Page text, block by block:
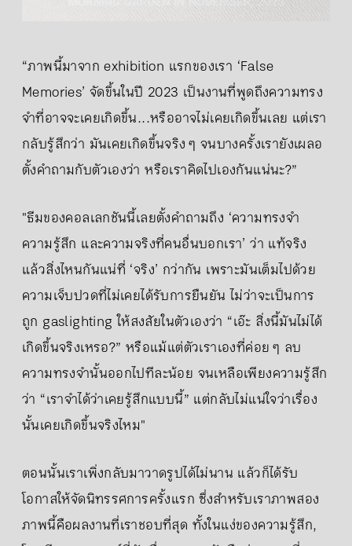
“ภาพนี้มาจาก exhibition แรกของเรา ‘False
Memories’ จัดขึ้นในปี 2023 เป็นงานที่พูดถึงความทรง
จำที่อาจจะเคยเกิดขึ้น...หรืออาจไม่เคยเกิดขึ้นเลย แต่เรา
กลับรู้สึกว่า มันเคยเกิดขึ้นจริง ๆ จนบางครั้งเรายังเผลอ
ตั้งคำถามกับตัวเองว่า หรือเราคิดไปเองกันแน่นะ?”
"ธีมของคอลเลกชันนี้เลยตั้งคำถามถึง ‘ความทรงจำ
ความรู้สึก และความจริงที่คนอื่นบอกเรา’ ว่า แท้จริง
แล้วสิ่งไหนกันแน่ที่ ‘จริง’ กว่ากัน เพราะมันเต็มไปด้วย
ความเจ็บปวดที่ไม่เคยได้รับการยืนยัน ไม่ว่าจะเป็นการ
ถูก gaslighting ให้สงสัยในตัวเองว่า “เอ๊ะ สิ่งนี้มันไม่ได้
เกิดขึ้นจริงเหรอ?” หรือแม้แต่ตัวเราเองที่ค่อย ๆ ลบ
ความทรงจำนั้นออกไปทีละน้อย จนเหลือเพียงความรู้สึก
ว่า “เราจำได้ว่าเคยรู้สึกแบบนี้” แต่กลับไม่แน่ใจว่าเรื่อง
นั้นเคยเกิดขึ้นจริงไหม"
ตอนนั้นเราเพิ่งกลับมาวาดรูปได้ไม่นาน แล้วก็ได้รับ
โอกาสให้จัดนิทรรศการครั้งแรก ซึ่งสำหรับเราภาพสอง
ภาพนี้คือผลงานที่เราชอบที่สุด ทั้งในแง่ของความรู้สึก,